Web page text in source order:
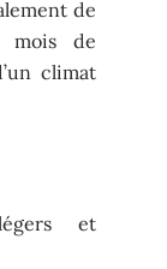
de
mois de
climat
et